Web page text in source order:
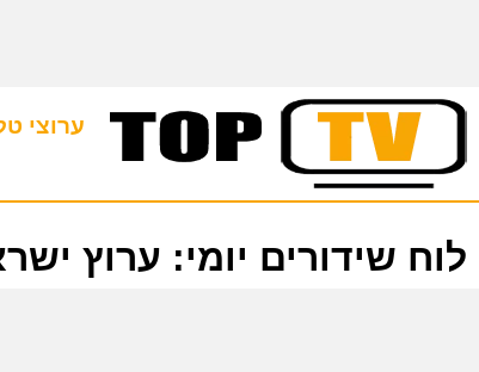
ערוצי
לוח שידורים יומי: ערוץ ישראל פלוס